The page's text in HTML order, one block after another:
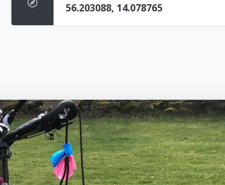
56.203088, 14.078765